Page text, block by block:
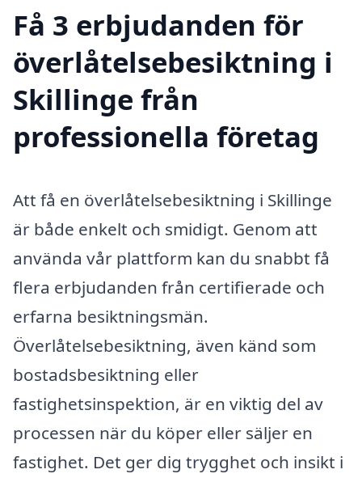
Få 3 erbjudanden för
överlåtelsebesiktning i
Skillinge från
professionella företag
Att få en överlåtelsebesiktning i Skillinge
är både enkelt och smidigt. Genom att
använda vår plattform kan du snabbt få
flera erbjudanden från certifierade och
erfarna besiktningsmän.
Överlåtelsebesiktning, även känd som
bostadsbesiktning eller
fastighetsinspektion, är en viktig del av
processen när du köper eller säljer en
fastighet. Det ger dig trygghet och insikt i